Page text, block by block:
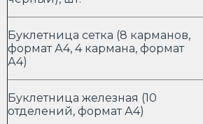
Буклетница сетка (8 карманов,
формат А4, 4 кармана, формат
А4)
Буклетница железная (10
отделений, формат А4)